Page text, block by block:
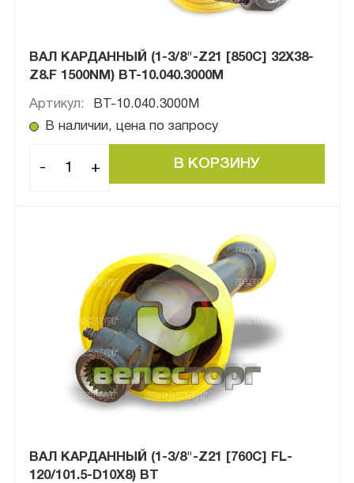
ВАЛ КАРДАННЫЙ (1-3/8"-Z21 [850C] 32Х38-
Z8.F 1500NM) BТ-10.040.3000М
Артикул:
BТ-10.040.3000М
В наличии, цена по запросу
- +
ВАЛ КАРДАННЫЙ (1-3/8"-Z21 [760C] FL-
120/101.5-D10X8) BТ